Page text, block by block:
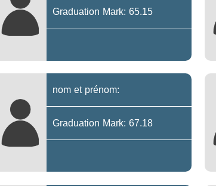
Graduation Mark: 65.15
nom et prénom:
Graduation Mark: 67.18